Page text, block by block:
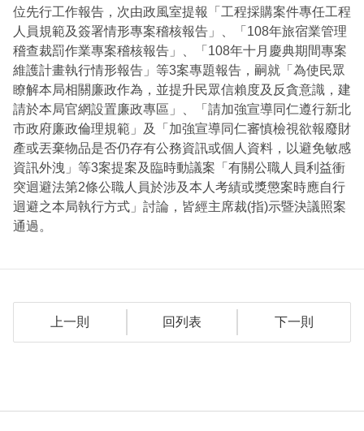
位先行工作報告，次由政風室提報「工程採購案件專任工程
人員規範及簽署情形專案稽核報告」、「108年旅宿業管理
稽查裁罰作業專案稽核報告」、「108年十月慶典期間專案
維護計畫執行情形報告」等3案專題報告，嗣就「為使民眾
瞭解本局相關廉政作為，並提升民眾信賴度及反貪意識，建
請於本局官網設置廉政專區」、「請加強宣導同仁遵行新北
市政府廉政倫理規範」及「加強宣導同仁審慎檢視欲報廢財
產或丟棄物品是否仍存有公務資訊或個人資料，以避免敏感
資訊外洩」等3案提案及臨時動議案「有關公職人員利益衝
突迴避法第2條公職人員於涉及本人考績或獎懲案時應自行
迴避之本局執行方式」討論，皆經主席裁(指)示暨決議照案
通過。
上一則 回列表 下一則